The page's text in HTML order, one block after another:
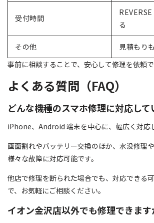
受付時間
る
その他
見積もり
事前に相談することで、安心して修理を依頼で
よくある質問（FAQ）
どんな機種のスマホ修理に対応して
iPhone、Android 端末を中心に、幅広く対応
画面割れやバッテリー交換のほか、水没修理や
様々な故障に対応可能です。
他店で修理を断られた場合でも、対応できる
で、お気軽にご相談ください。
イオン金沢店以外でも修理できます